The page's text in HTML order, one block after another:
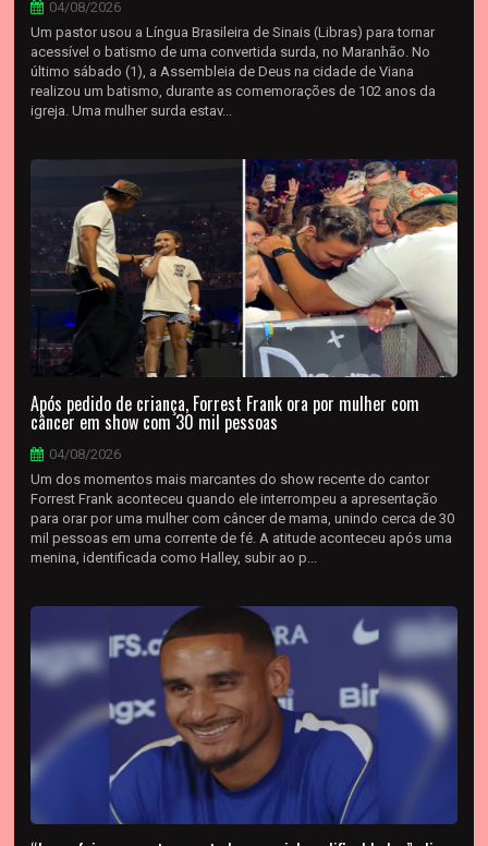
04/08/2026
Um pastor usou a Língua Brasileira de Sinais (Libras) para tornar
acessível o batismo de uma convertida surda, no Maranhão. No
último sábado (1), a Assembleia de Deus na cidade de Viana
realizou um batismo, durante as comemorações de 102 anos da
igreja. Uma mulher surda estav...
Após pedido de criança, Forrest Frank ora por mulher com
câncer em show com 30 mil pessoas
04/08/2026
Um dos momentos mais marcantes do show recente do cantor
Forrest Frank aconteceu quando ele interrompeu a apresentação
para orar por uma mulher com câncer de mama, unindo cerca de 30
mil pessoas em uma corrente de fé. A atitude aconteceu após uma
menina, identificada como Halley, subir ao p...